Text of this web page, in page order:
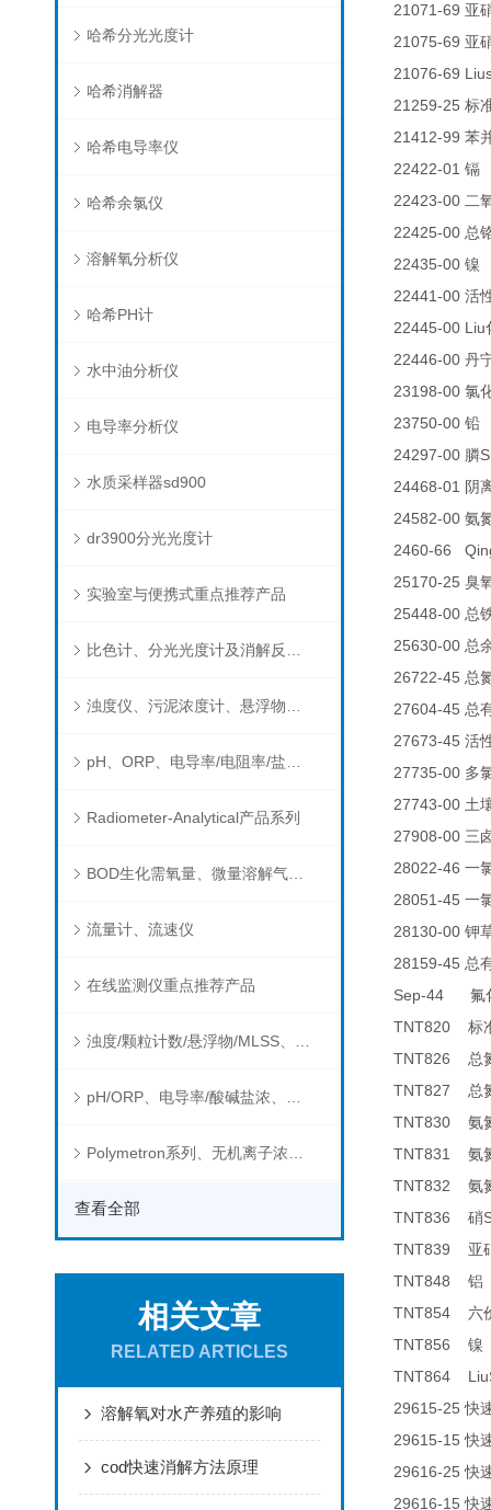
哈希分光光度计
哈希消解器
哈希电导率仪
哈希余氯仪
溶解氧分析仪
哈希PH计
水中油分析仪
电导率分析仪
水质采样器sd900
dr3900分光光度计
实验室与便携式重点推荐产品
Radiometer-Analytical产品系列
BOD生化需氧量、微量溶解气体和现场水质测试组件以及其他分析仪
流量计、流速仪
在线监测仪重点推荐产品
查看全部
相关文章
RELATED ARTICLES
溶解氧对水产养殖的影响
cod快速消解方法原理
21071-69 亚
21075-69 亚
21076-69
21259-25 标
21412-99 苯
22422-01 镉
22423-00 二
22425-00 总
22435-00 镍
22441-00 活
22445-00 Liu
22446-00 丹
23198-00 氯
23750-00 铅
24297-00 膦
24468-01
阴
24582-00 氨
2460-66
25170-25 臭
25448-00 总
25630-00 总
26722-45 总
27604-45 总
27673-45 活
27735-00 多
27743-00 土
27908-00 三
28022-46 一
28051-45 一
28130-00 钾
28159-45 总
Sep-44 氟
TNT820 标
TNT826 总
TNT827 总
TNT830 氨
TNT831 氨
TNT832 氨
TNT836 硝
TNT839 亚
TNT848 铝
TNT854 六
TNT856 镍
TNT864
29615-25快
29615-15快
29616-25快
29616-15快